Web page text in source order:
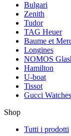
Bulgari
Zenith
Tudor
TAG Heuer
Baume et
Longines
NOMOS
Hamilton
U-boat
Tissot
Gucci Watches
Shop
Tutti i prodotti